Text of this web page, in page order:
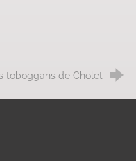
toboggans de Cholet